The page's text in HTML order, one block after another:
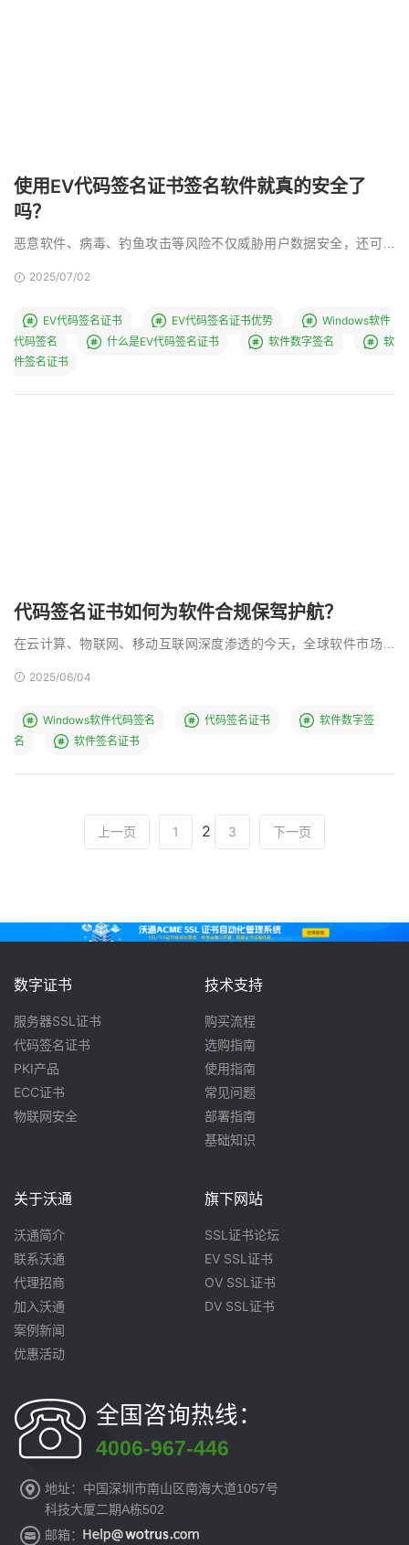
使用EV代码签名证书签名软件就真的安全了
吗？
恶意软件、病毒、钓鱼攻击等风险不仅威胁用户数据安全，还可能
2025/07/02
EV代码签名证书 EV代码签名证书优势
Windows软件
代码签名
什么是EV代码签名证书 软件数字签名
软
件签名证书
代码签名证书如何为软件合规保驾护航？
在云计算、物联网、移动互联网深度渗透的今天，全球软件市场正
2025/06/04
Windows软件代码签名 代码签名证书
软件数字签
名
软件签名证书
上一页 1 2 3 下一页
数字证书
服务器SSL证书
代码签名证书
PKI产品
ECC证书
物联网安全
技术支持
购买流程
选购指南
使用指南
常见问题
部署指南
基础知识
关于沃通
沃通简介
联系沃通
代理招商
加入沃通
案例新闻
优惠活动
旗下网站
SSL证书论坛
EV SSL证书
OV SSL证书
DV SSL证书
全国咨询热线：
4006-967-446
地址：中国深圳市南山区南海大道1057号
科技大厦二期A栋502
邮箱：